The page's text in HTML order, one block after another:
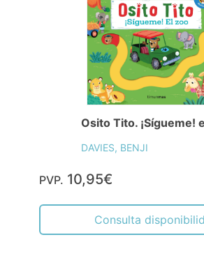
Osito Tito. ¡Sígueme!
DAVIES, BENJI
PVP. 10,95€
Consulta